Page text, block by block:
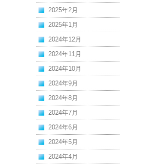
2025年2月
2025年1月
2024年12月
2024年11月
2024年10月
2024年9月
2024年8月
2024年7月
2024年6月
2024年5月
2024年4月